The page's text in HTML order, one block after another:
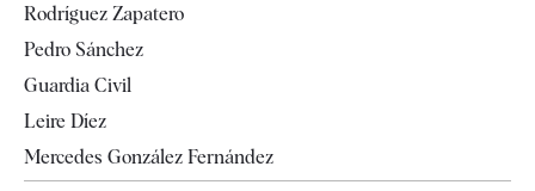
Televisión
Rodríguez Zapatero
Pedro Sánchez
Guardia Civil
Leire Díez
Mercedes González Fernández